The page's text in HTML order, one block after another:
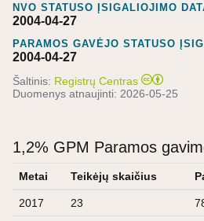
NVO STATUSO ĮSIGALIOJIMO
2004-04-27
PARAMOS GAVĖJO STATUSO
2004-04-27
Šaltinis: Registrų Centras
Duomenys atnaujinti: 2026-05-25
1,2% GPM Paramos
Metai Teikėjų skaičius
2017 23